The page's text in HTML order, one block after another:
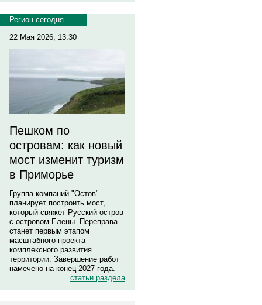
Регион сегодня
22 Мая 2026, 13:30
Пешком по
островам: как новый
мост изменит туризм
в Приморье
Группа компаний "Остов"
планирует построить мост,
который свяжет Русский остров
с островом Елены. Переправа
станет первым этапом
масштабного проекта
комплексного развития
территории. Завершение работ
намечено на конец 2027 года.
статьи раздела